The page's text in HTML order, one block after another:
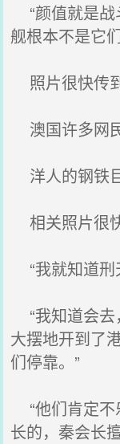
“颜值就是战
舰根本不是它
照片很快传
澳国许多网
洋人的钢铁
相关照片很
“我就知道刑
“我知道会去
大摆地开到了
们停靠。”
“他们肯定不
长的，秦会长